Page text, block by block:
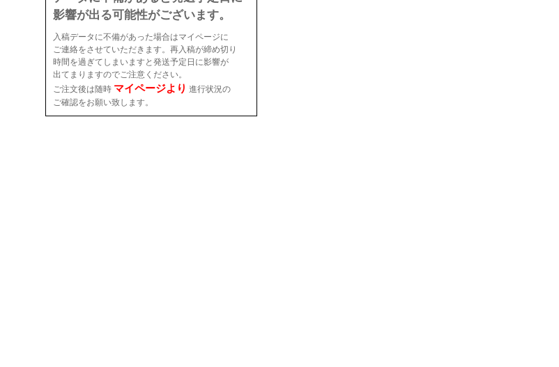
影響が出る可能性がございます。
入稿データに不備があった場合はマイページに
ご連絡をさせていただきます。再入稿が締め切り
時間を過ぎてしまいますと発送予定日に影響が
出てまりますのでご注意ください。
ご注文後は随時 マイページより 進行状況の
ご確認をお願い致します。